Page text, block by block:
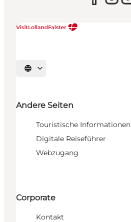
Sprache auswählen
Andere Seiten
Touristische Informationen
Digitale Reiseführer
Webzugang
Corporate
Kontakt